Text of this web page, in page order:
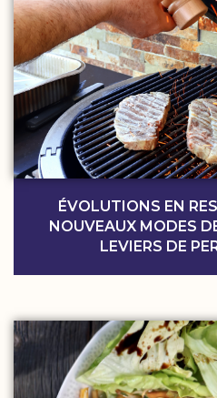
ÉVOLUTIONS EN
NOUVEAUX MODES
LEVIERS DE